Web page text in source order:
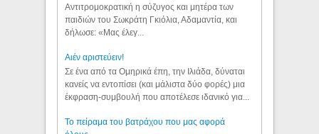
Αντιτρομοκρατική η σύζυγος και μητέρα των
παιδιών του Σωκράτη Γκιόλια, Αδαμαντία, και
δήλωσε: «Μας έλεγ...
Aιέν αριστεύειν!
Σε ένα από τα Ομηρικά έπη, την Ιλιάδα, δύναται
κανείς να εντοπίσει (και μάλιστα δύο φορές) μια
έκφραση-συμβουλή που αποτέλεσε ιδανικό για...
Το πείραμα του βατράχου που μας αφορά